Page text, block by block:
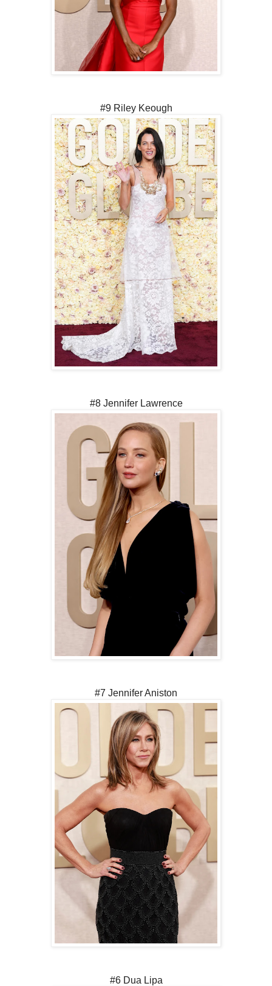
#9 Riley Keough
#8 Jennifer Lawrence
#7 Jennifer Aniston
#6 Dua Lipa